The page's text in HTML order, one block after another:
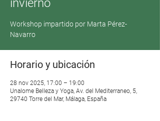
invierno
Workshop impartido por Marta Pérez-
Navarro
Horario y ubicación
28 nov 2025, 17:00 – 19:00
Unalome Belleza y Yoga, Av. del Mediterraneo, 5,
29740 Torre del Mar, Málaga, España